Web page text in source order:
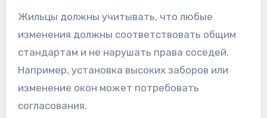
Жильцы должны учитывать, что любые
изменения должны соответствовать общим
стандартам и не нарушать права соседей.
Например, установка высоких заборов или
изменение окон может потребовать
согласования.